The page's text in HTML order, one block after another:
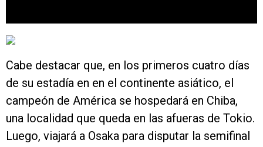
Cabe destacar que, en los primeros cuatro días
de su estadía en en el continente asiático, el
campeón de América se hospedará en Chiba,
una localidad que queda en las afueras de Tokio.
Luego, viajará a Osaka para disputar la semifinal